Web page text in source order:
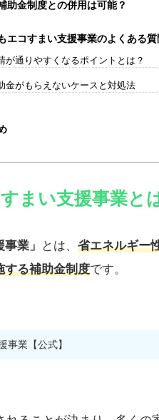
助金制度との併用は可能？
エコすまい支援事業のよくある
が通りやすくなるポイントとは？
金がもらえないケースと対処法
まい支援事業と
業」 とは、 省エネルギー
する補助金制度です。
事業【公式】